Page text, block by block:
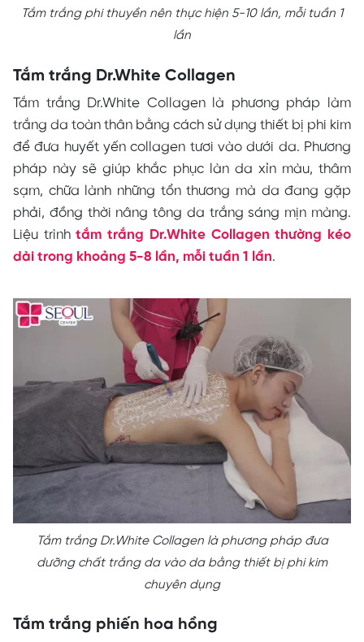
Tắm trắng phi thuyền nên thực hiện 5-10 lần, mỗi tuần 1
lần
Tắm trắng Dr.White Collagen
Tắm trắng Dr.White Collagen là phương pháp làm
trắng da toàn thân bằng cách sử dụng thiết bị phi kim
để đưa huyết yến collagen tươi vào dưới da. Phương
pháp này sẽ giúp khắc phục làn da xỉn màu, thâm
sạm, chữa lành những tổn thương mà da đang gặp
phải, đồng thời nâng tông da trắng sáng mịn màng.
Liệu trìnhtắm trắng Dr.White Collagen thường kéo
dài trong khoảng 5-8 lần, mỗi tuần 1 lần.
Tắm trắng Dr.White Collagen là phương pháp đưa
dưỡng chất trắng da vào da bằng thiết bị phi kim
chuyên dụng
Tắm trắng phiến hoa hồng